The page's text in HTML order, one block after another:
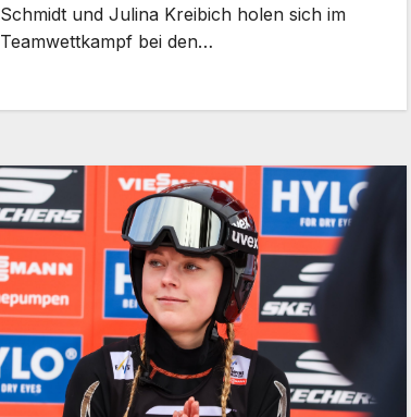
Schmidt und Julina Kreibich holen sich im
Teamwettkampf bei den…